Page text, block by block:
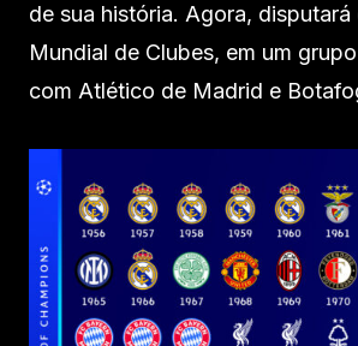
de sua história. Agora, disputará
Mundial de Clubes, em um
com Atlético de Madrid e